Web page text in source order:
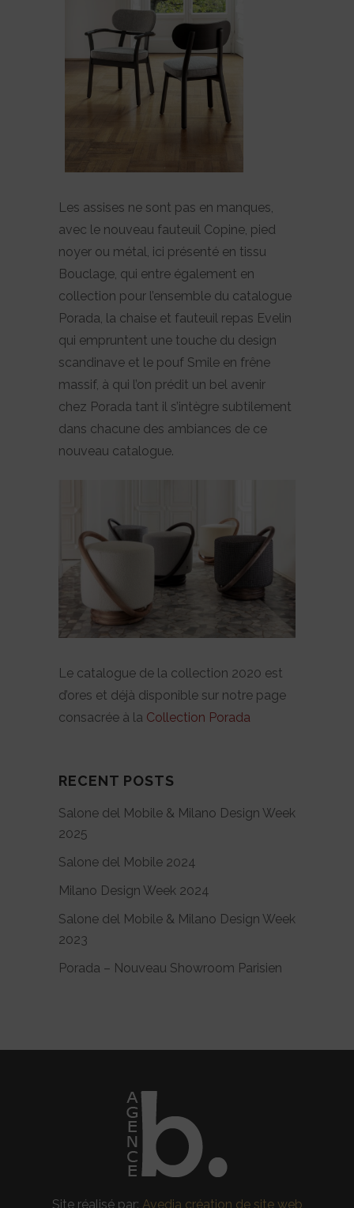
Les assises ne sont pas en manques,
avec le nouveau fauteuil Copine, pied
noyer ou métal, ici présenté en tissu
Bouclage, qui entre également en
collection pour l’ensemble du catalogue
Porada, la chaise et fauteuil repas Evelin
qui empruntent une touche du design
scandinave et le pouf Smile en frêne
massif, à qui l’on prédit un bel avenir
chez Porada tant il s’intègre subtilement
dans chacune des ambiances de ce
nouveau catalogue.
Le catalogue de la collection 2020 est
d’ores et déjà disponible sur notre page
consacrée à la Collection Porada
RECENT POSTS
Salone del Mobile & Milano Design Week
2025
Salone del Mobile 2024
Milano Design Week 2024
Salone del Mobile & Milano Design Week
2023
Porada – Nouveau Showroom Parisien
Site réalisé par: Avedia création de site web